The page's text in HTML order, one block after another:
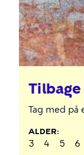
Tag med på
ALDER
3 4 5 6